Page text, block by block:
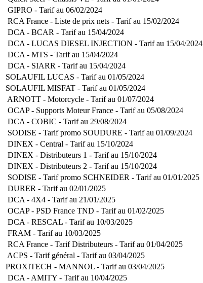
GIPRO - Tarif au 06/02/2024
RCA France - Liste de prix nets - Tarif au 15/02/2024
DCA - BCAR - Tarif au 15/04/2024
DCA - LUCAS DIESEL INJECTION - Tarif au 15/04/2024
DCA - MTS - Tarif au 15/04/2024
DCA - SIARR - Tarif au 15/04/2024
SOLAUFIL LUCAS - Tarif au 01/05/2024
SOLAUFIL MISFAT - Tarif au 01/05/2024
ARNOTT - Motorcycle - Tarif au 01/07/2024
OCAP - Supports Moteur France - Tarif au 05/08/2024
DCA - COBIC - Tarif au 29/08/2024
SODISE - Tarif promo SOUDURE - Tarif au 01/09/2024
DINEX - Central - Tarif au 15/10/2024
DINEX - Distributeurs 1 - Tarif au 15/10/2024
DINEX - Distributeurs 2 - Tarif au 15/10/2024
SODISE - Tarif promo SCHNEIDER - Tarif au 01/01/2025
DURER - Tarif au 02/01/2025
DCA - 4X4 - Tarif au 21/01/2025
OCAP - PSD France TND - Tarif au 01/02/2025
DCA - RESCAL - Tarif au 10/03/2025
FRAM - Tarif au 10/03/2025
RCA France - Tarif Distributeurs - Tarif au 01/04/2025
ACPS - Tarif général - Tarif au 03/04/2025
PROXITECH - MANNOL - Tarif au 03/04/2025
DCA - AMITY - Tarif au 10/04/2025